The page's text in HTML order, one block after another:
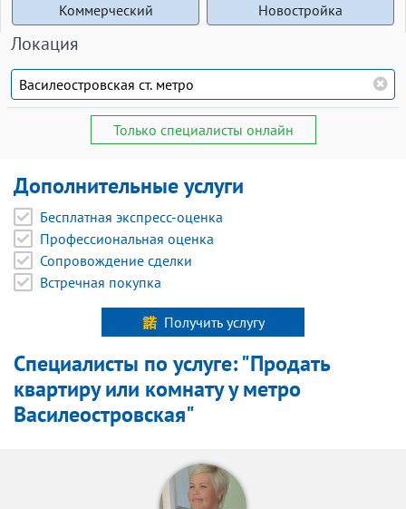
Коммерческий Новостройка
Локация
Только специалисты онлайн
Дополнительные услуги
Бесплатная экспресс-оценка
Профессиональная оценка
Сопровождение сделки
Встречная покупка
Получить услугу
Специалисты по услуге: "Продать
квартиру или комнату у метро
Василеостровская"